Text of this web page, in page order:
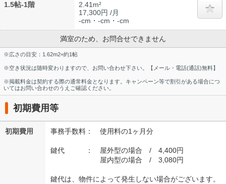
1.5帖-1階
2.41m²
17,300円 /月
-cm・-cm・-cm
満室のため、お問合せできません
※広さの目安：1.62m2=約1帖
※空き状況は随時変わりますので、お問い合わせ下さい。【メール・電話(通話)無料】
※掲載料金は契約する際の通常料金となります。キャンペーン等で割引がある場合につ
いてはお問い合わせのうえご確認ください。
初期費用等
初期費用 事務手数料： 使用料の1ヶ月分
鍵代 ： 屋外型の場合 / 4,400円
屋内型の場合 / 3,080円
鍵代は、物件によって発生しない場合がございます。